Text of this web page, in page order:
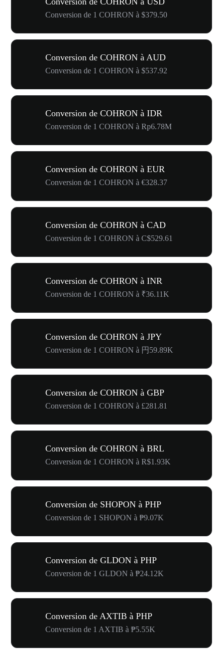
Conversion de 1 COHRON à $379.50
Conversion de COHRON à AUD
Conversion de 1 COHRON à $537.92
Conversion de COHRON à IDR
Conversion de 1 COHRON à Rp6.78M
Conversion de COHRON à EUR
Conversion de 1 COHRON à €328.37
Conversion de COHRON à CAD
Conversion de 1 COHRON à C$529.61
Conversion de COHRON à INR
Conversion de 1 COHRON à ₹36.11K
Conversion de COHRON à JPY
Conversion de 1 COHRON à 円59.89K
Conversion de COHRON à GBP
Conversion de 1 COHRON à £281.81
Conversion de COHRON à BRL
Conversion de 1 COHRON à R$1.93K
Conversion de SHOPON à PHP
Conversion de 1 SHOPON à ₱9.07K
Conversion de GLDON à PHP
Conversion de 1 GLDON à ₱24.12K
Conversion de AXTIB à PHP
Conversion de 1 AXTIB à ₱5.55K